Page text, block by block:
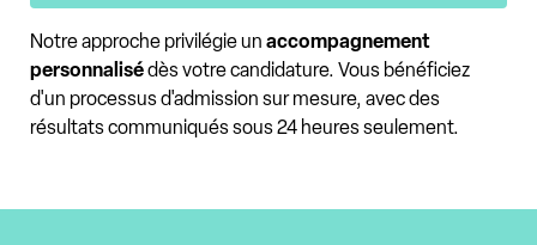
Notre approche privilégie un accompagnement
personnalisédès votre candidature. Vous bénéficiez
d'un processus d'admission sur mesure, avec des
résultats communiqués sous 24 heures seulement.